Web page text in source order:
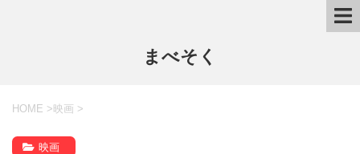
まべそく
HOME > 映画 >
映画